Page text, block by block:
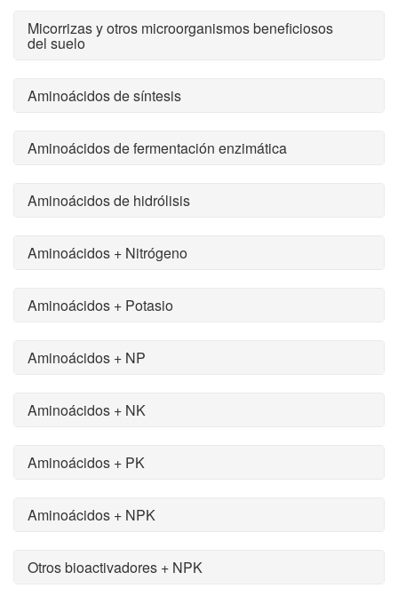
Micorrizas y otros microorganismos beneficiosos
del suelo
Aminoácidos de síntesis
Aminoácidos de fermentación enzimática
Aminoácidos de hidrólisis
Aminoácidos + Nitrógeno
Aminoácidos + Potasio
Aminoácidos + NP
Aminoácidos + NK
Aminoácidos + PK
Aminoácidos + NPK
Otros bioactivadores + NPK